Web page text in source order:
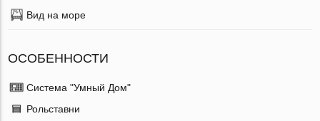
Вид на море
ОСОБЕННОСТИ
Система "Умный Дом"
Рольставни